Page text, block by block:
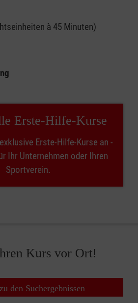
à 45 Minuten)
Erste-Hilfe-Kurse
Erste-Hilfe-Kurse an -
Ihr Unternehmen oder Ihren
Sportverein.
Kurs vor Ort!
den Suchergebnissen